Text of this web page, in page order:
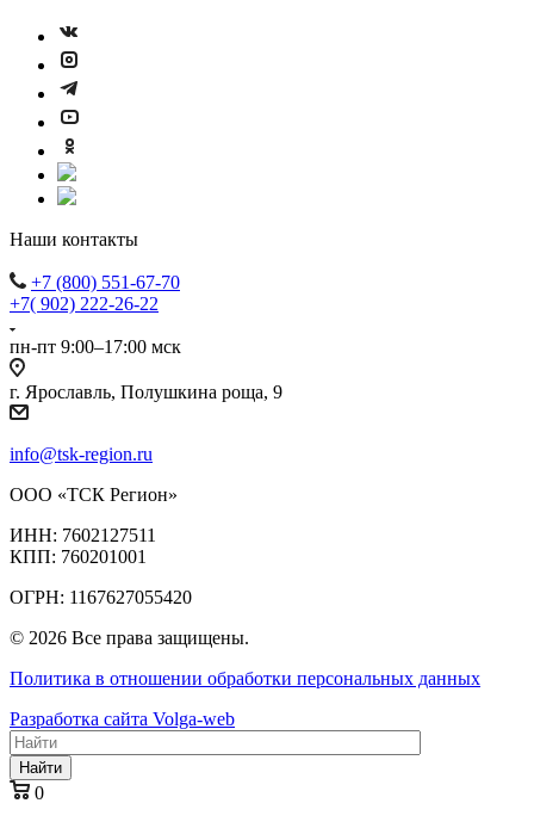
Наши контакты
+7 (800) 551-67-70
+7( 902) 222-26-22
пн-пт 9:00–17:00 мск
г. Ярославль, Полушкина роща, 9
info@tsk-region.ru
ООО «ТСК Регион»
ИНН: 7602127511
КПП: 760201001
ОГРН: 1167627055420
© 2026 Все права защищены.
Политика в отношении обработки персональных данных
Разработка сайта Volga-web
Найти
0